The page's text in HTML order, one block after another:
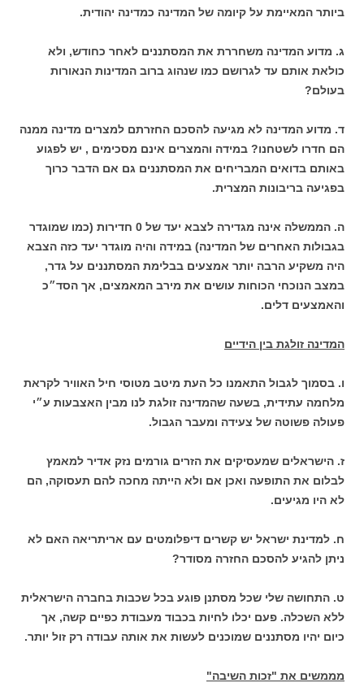
ביותר המאיימת על קיומה של המדינה כמדינה יהודית.
ג. מדוע המדינה משחררת את המסתננים לאחר כחודש, ולא
כולאת אותם עד לגרושם כמו שנהוג ברוב המדינות הנאורות
בעולם?
ד. מדוע המדינה לא מגיעה להסכם החזרתם למצרים מדינה ממנה
הם חדרו לשטחנו? במידה והמצרים אינם מסכימים , יש לפגוע
באותם בדואים המבריחים את המסתננים גם אם הדבר כרוך
בפגיעה בריבונות המצרית.
ה. הממשלה אינה מגדירה לצבא יעד של 0 חדירות (כמו שמוגדר
בגבולות האחרים של המדינה) במידה והיה מוגדר יעד כזה הצבא
היה משקיע הרבה יותר אמצעים בבלימת המסתננים על גדר,
במצב הנוכחי הכוחות עושים את מירב המאמצים, אך הסד״כ
והאמצעים דלים.
המדינה זולגת בין הידיים
ו. בסמוך לגבול התאמנו כל העת מיטב מטוסי חיל האוויר לקראת
מלחמה עתידית, בשעה שהמדינה זולגת לנו מבין האצבעות ע״י
פעולה פשוטה של צעידה ומעבר הגבול.
ז. הישראלים שמעסיקים את הזרים גורמים נזק אדיר למאמץ
לבלום את התופעה ואכן אם ולא הייתה מחכה להם תעסוקה, הם
לא היו מגיעים.
ח. למדינת ישראל יש קשרים דיפלומטים עם אריתריאה האם לא
ניתן להגיע להסכם החזרה מסודר?
ט. התחושה שלי שכל מסתנן פוגע בכל שכבות בחברה הישראלית
ללא השכלה. פעם יכלו לחיות בכבוד מעבודת כפיים קשה, אך
כיום יהיו מסתננים שמוכנים לעשות את אותה עבודה רק זול יותר.
מממשים את "זכות השיבה"